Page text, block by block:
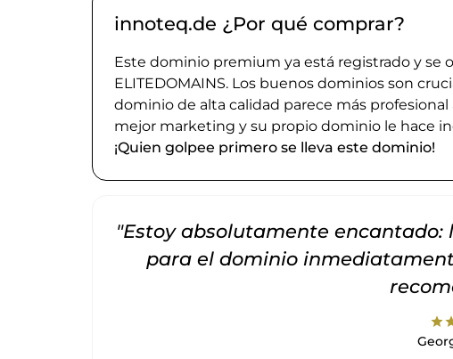
innoteq.de ¿Por qué comprar?
Este dominio premium ya está registrado y se
ELITEDOMAINS. Los buenos dominios son
dominio de alta calidad parece más
mejor marketing y su propio dominio le hace
¡Quien golpee primero se lleva este dominio!
"Estoy absolutamente
para el dominio
star